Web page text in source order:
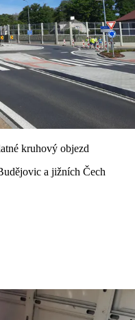
kruhový objezd
a jižních Čech